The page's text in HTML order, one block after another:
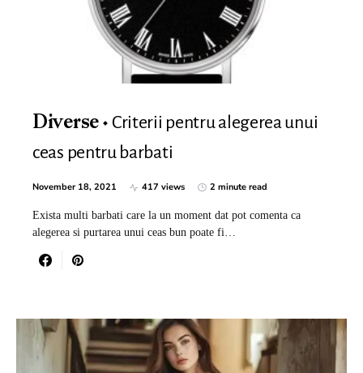
Diverse
Criterii pentru alegerea unui
ceas pentru barbati
November 18, 2021 417 views 2 minute read
Exista multi barbati care la un moment dat pot comenta ca
alegerea si purtarea unui ceas bun poate fi…